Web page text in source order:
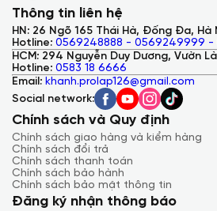
và GPU Radeon mạnh mẽ,
(Xiaoxin 14c) thực sự là lựa chọn lý
văn phòng hoặc người làm sáng tạo
Thông tin liên hệ
HN: 26 Ngõ 165 Thái Hà, Đống Đa, Hà
Hotline: 0569248888 - 0569249999 -
HCM: 294 Nguyễn Duy Dương, Vườn
Hotline: 0583 18 6666
Email: khanh.prolap126@gmail.com
Social network:
Chính sách và Quy định
Chính sách giao hàng và kiểm hàng
Chính sách đổi trả
Chính sách thanh toán
Chính sách bảo hành
Chính sách bảo mật thông tin
Đăng ký nhận thông báo